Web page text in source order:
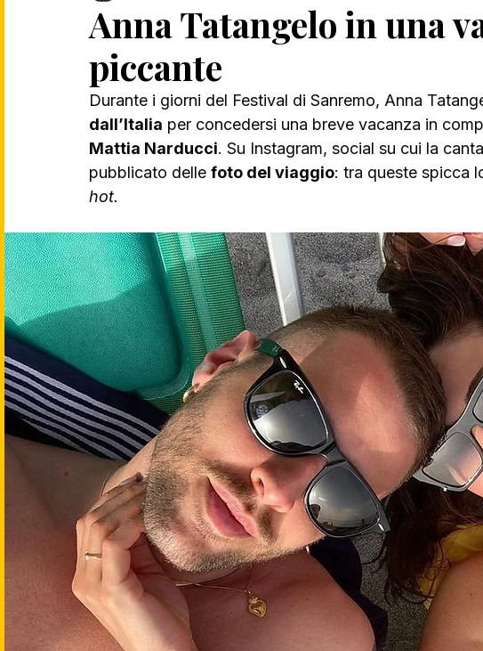
Song Of The Week Charts
Anna Tatangelo in una
piccante
Durante i giorni del Festival di Sanremo, Anna
dall’Italia per concedersi una breve vacanza in
Mattia Narducci. Su Instagram, social su cui la
pubblicato delle foto del viaggio: tra queste spicca
hot.